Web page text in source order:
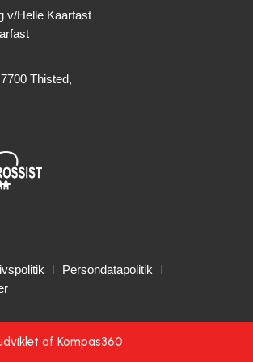
v/Helle Kaarfast
Thisted,
Persondatapolitik
af Kompas360